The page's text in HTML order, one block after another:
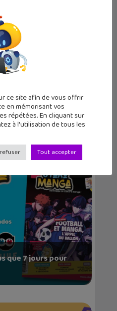
est disponible !
que 7 jours pour
ce site afin de vous offrir
en mémorisant vos
répétées. En cliquant sur
à l'utilisation de tous les
Tout accepter